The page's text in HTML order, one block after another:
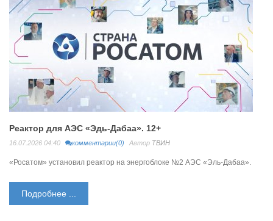
Реактор для АЭС «Эдь-Дабаа». 12+
16.07.2026 04:40 комментарии(0) Автор ТВИН
«Росатом» установил реактор на энергоблоке №2 АЭС «Эль-Дабаа».
Подробнее ...